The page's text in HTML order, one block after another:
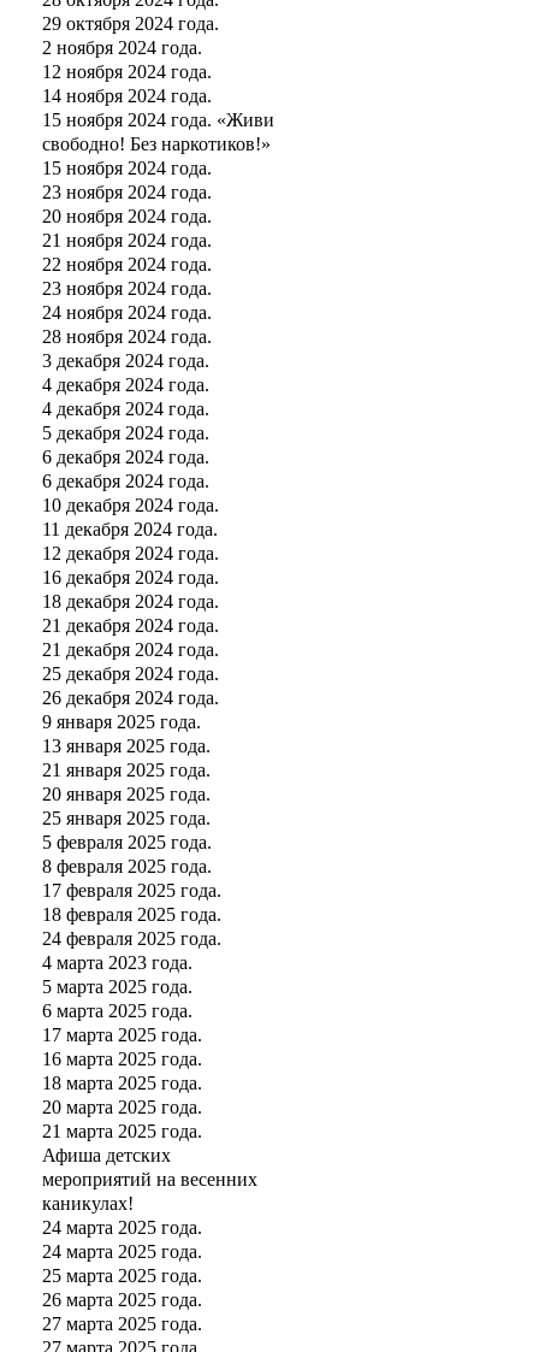
29 октября 2024 года.
2 ноября 2024 года.
12 ноября 2024 года.
14 ноября 2024 года.
15 ноября 2024 года. «Живи
свободно! Без наркотиков!»
15 ноября 2024 года.
23 ноября 2024 года.
20 ноября 2024 года.
21 ноября 2024 года.
22 ноября 2024 года.
23 ноября 2024 года.
24 ноября 2024 года.
28 ноября 2024 года.
3 декабря 2024 года.
4 декабря 2024 года.
4 декабря 2024 года.
5 декабря 2024 года.
6 декабря 2024 года.
6 декабря 2024 года.
10 декабря 2024 года.
11 декабря 2024 года.
12 декабря 2024 года.
16 декабря 2024 года.
18 декабря 2024 года.
21 декабря 2024 года.
21 декабря 2024 года.
25 декабря 2024 года.
26 декабря 2024 года.
9 января 2025 года.
13 января 2025 года.
21 января 2025 года.
20 января 2025 года.
25 января 2025 года.
5 февраля 2025 года.
8 февраля 2025 года.
17 февраля 2025 года.
18 февраля 2025 года.
24 февраля 2025 года.
4 марта 2023 года.
5 марта 2025 года.
6 марта 2025 года.
17 марта 2025 года.
16 марта 2025 года.
18 марта 2025 года.
20 марта 2025 года.
21 марта 2025 года.
Афиша детских
мероприятий на весенних
каникулах!
24 марта 2025 года.
24 марта 2025 года.
25 марта 2025 года.
26 марта 2025 года.
27 марта 2025 года.
27 марта 2025 года.